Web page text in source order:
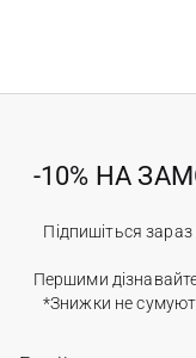
-10% НА
Підпишіться
Першими
*Знижки не